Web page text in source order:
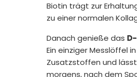
Biotin trägt zur
zu einer normalen
Danach genieße das
Ein einziger Messlöffel
Zusatzstoffen und
morgens, nach dem